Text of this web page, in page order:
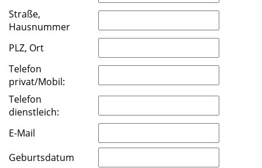
Straße,
Hausnummer
PLZ, Ort
Telefon
privat/Mobil:
Telefon
dienstleich:
E-Mail
Geburtsdatum